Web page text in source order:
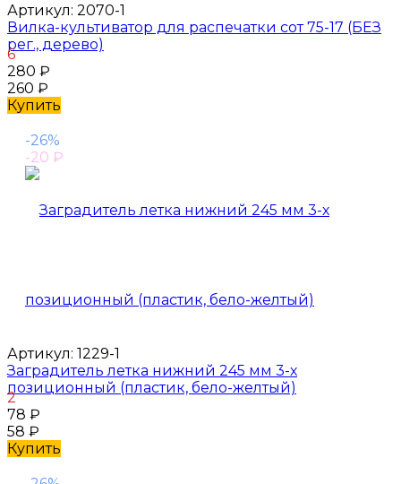
Артикул: 2070-1
Вилка-культиватор для распечатки сот 75-17 (БЕЗ
рег., дерево)
6
280 ₽
260 ₽
Купить
-26%
-20 ₽
Артикул: 1229-1
Заградитель летка нижний 245 мм 3-х
позиционный (пластик, бело-желтый)
2
78 ₽
58 ₽
Купить